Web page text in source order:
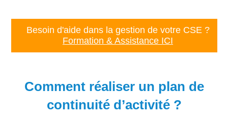
Besoin d'aide dans la gestion de votre CSE ?
Formation & Assistance ICI
Comment réaliser un plan de
continuité d’activité ?